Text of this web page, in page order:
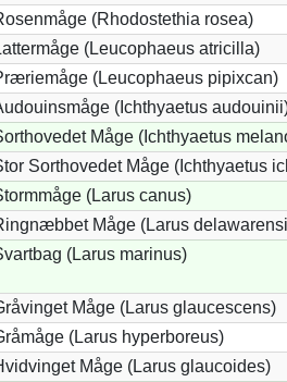
(Rhodostethia rosea)
(Leucophaeus atricilla)
(Leucophaeus pipixcan)
(Ichthyaetus
Måge (Ichthyaetus
Sorthovedet Måge (Ichthyaetus
(Larus canus)
Måge (Larus
(Larus marinus)
Måge (Larus glaucescens)
(Larus hyperboreus)
Måge (Larus glaucoides)